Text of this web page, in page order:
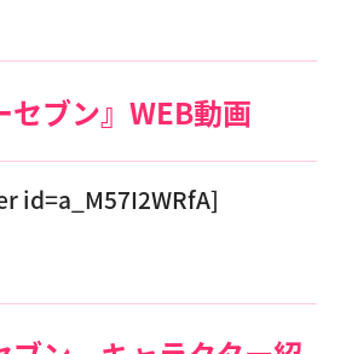
セブン』WEB動画
id=a_M57I2WRfA]